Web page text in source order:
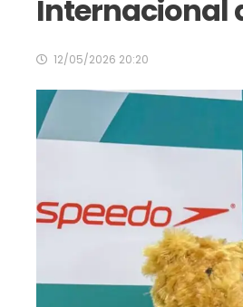
Internacional
12/05/2026 20:20